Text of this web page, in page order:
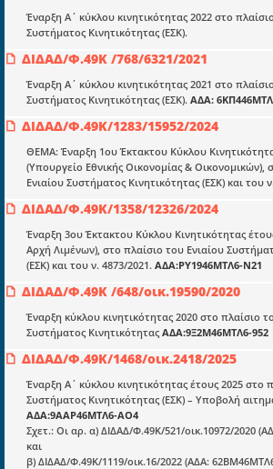
Έναρξη Α΄ κύκλου κινητικότητας 2022 στο
Συστήματος Κινητικότητας (ΕΣΚ).
ΔΙΔΑΔ/Φ.49Κ /768/6321/2021
Έναρξη Α΄ κύκλου κινητικότητας 2021 στο
Συστήματος Κινητικότητας (ΕΣΚ). ΑΔΑ:
ΔΙΔΑΔ/Φ.49K/1283/15952/2024
ΘΕΜΑ: Έναρξη 1ου Έκτακτου Κύκλου
(Υπουργείο Εθνικής Οικονομίας & Οικονομικών),
Ενιαίου Συστήματος Κινητικότητας (ΕΣΚ) και του
ΔΙΔΑΔ/Φ.49K/1358/12326/2024
Έναρξη 3ου Έκτακτου Κύκλου Κινητικότητας
Αρχή Λιμένων), στο πλαίσιο του Ενιαίου
(ΕΣΚ) και του ν. 4873/2021. ΑΔΑ:ΡΥ1946ΜΤΛ6-Ν21
ΔΙΔΑΔ/Φ.49Κ /648/οικ.19590/2020
Έναρξη κύκλου κινητικότητας 2020 στο πλαίσιο
Συστήματος Κινητικότητας ΑΔΑ:9Ξ2Μ46ΜΤΛ6-952
ΔΙΔΑΔ/Φ.49Κ/1468/οικ.2418/2025
Έναρξη Α΄ κύκλου κινητικότητας έτους 2025 στο
Συστήματος Κινητικότητας (ΕΣΚ) – Υποβολή
ΑΔΑ:9ΑΑΡ46ΜΤΛ6-ΑΟ4
Σχετ.: Οι αρ. α) ΔΙΔΑΔ/Φ.49Κ/521/οικ.10972/2020
και
β) ΔΙΔΑΔ/Φ.49Κ/1119/οικ.16/2022 (ΑΔΑ:
Docman.gr
Ποιοί είμαστε;
Μια πολυετής εθελοντική προσπάθεια που
μετατράπηκε σε επιχειρηματική οντότητα και
στην διάδοση της γνώσης.
Ενότητες
Επικαιρότητα
E-book
Οδηγοί εκκαθάρισης
Υπουργικές αποφάσεις
Νομολογία και Γνωμοδοτήσεις ΝΣΚ
Πληροφορίες